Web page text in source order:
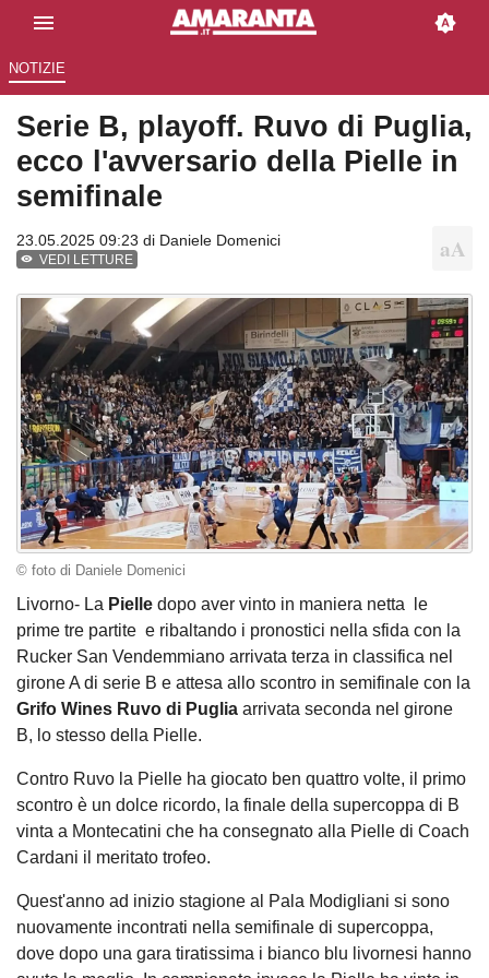
NOTIZIE
Serie B, playoff. Ruvo di Puglia,
ecco l'avversario della Pielle in
semifinale
23.05.2025 09:23 di Daniele Domenici
VEDI LETTURE
© foto di Daniele Domenici
Livorno- La Pielle dopo aver vinto in maniera netta le
prime tre partite e ribaltando i pronostici nella sfida con la
Rucker San Vendemmiano arrivata terza in classifica nel
girone A di serie B e attesa allo scontro in semifinale con la
Grifo Wines Ruvo di Puglia arrivata seconda nel girone
B, lo stesso della Pielle.
Contro Ruvo la Pielle ha giocato ben quattro volte, il primo
scontro è un dolce ricordo, la finale della supercoppa di B
vinta a Montecatini che ha consegnato alla Pielle di Coach
Cardani il meritato trofeo.
Quest'anno ad inizio stagione al Pala Modigliani si sono
nuovamente incontrati nella semifinale di supercoppa,
dove dopo una gara tiratissima i bianco blu livornesi hanno